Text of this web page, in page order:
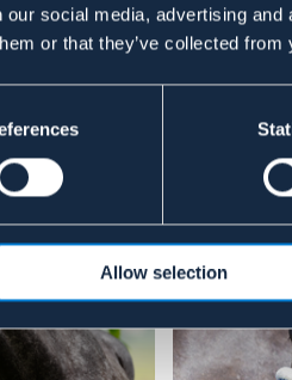
social media, advertising
or that they’ve collected
Allow selection